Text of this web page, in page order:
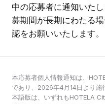
中の応募者に通知いた
募期間が長期にわたる
認をお願いいたします。
本応募者個人情報通知は、
であり、2026年4月14日より施
本語版は、いずれもHOTELA